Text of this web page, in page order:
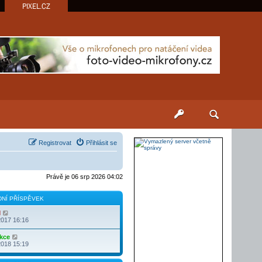
PIXEL.CZ
Přihlásit se
Registrovat
Právě je 06 srp 2026 04:02
PŘÍSPĚVEK
o
a
z
i
16:16
o
r
15:19